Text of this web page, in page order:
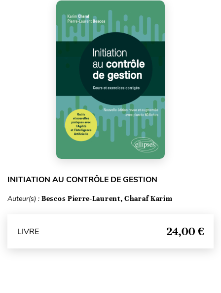
INITIATION AU CONTRÔLE DE GESTION
Auteur(s) : Bescos Pierre-Laurent, Charaf Karim
LIVRE 24,00 €